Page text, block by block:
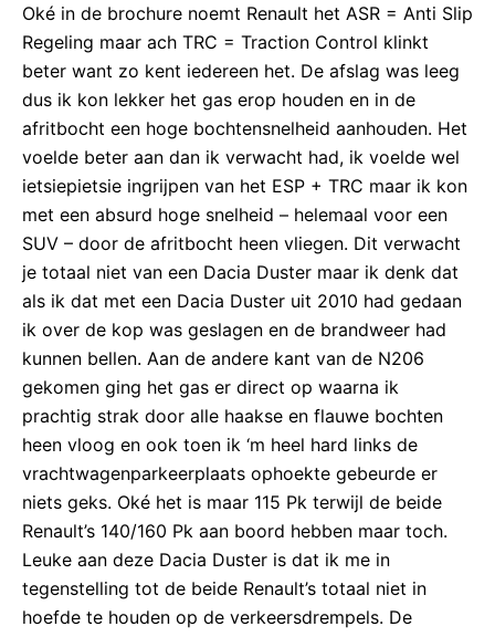
Oké in de brochure noemt Renault het ASR = Anti Slip
Regeling maar ach TRC = Traction Control klinkt
beter want zo kent iedereen het. De afslag was leeg
dus ik kon lekker het gas erop houden en in de
afritbocht een hoge bochtensnelheid aanhouden. Het
voelde beter aan dan ik verwacht had, ik voelde wel
ietsiepietsie ingrijpen van het ESP + TRC maar ik kon
met een absurd hoge snelheid – helemaal voor een
SUV – door de afritbocht heen vliegen. Dit verwacht
je totaal niet van een Dacia Duster maar ik denk dat
als ik dat met een Dacia Duster uit 2010 had gedaan
ik over de kop was geslagen en de brandweer had
kunnen bellen. Aan de andere kant van de N206
gekomen ging het gas er direct op waarna ik
prachtig strak door alle haakse en flauwe bochten
heen vloog en ook toen ik ‘m heel hard links de
vrachtwagenparkeerplaats ophoekte gebeurde er
niets geks. Oké het is maar 115 Pk terwijl de beide
Renault’s 140/160 Pk aan boord hebben maar toch.
Leuke aan deze Dacia Duster is dat ik me in
tegenstelling tot de beide Renault’s totaal niet in
hoefde te houden op de verkeersdrempels. De